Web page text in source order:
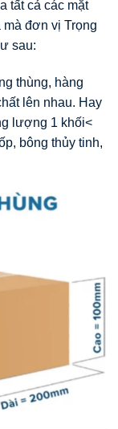
tất cả các mặt
đơn vị Trọng
sau:
thùng, hàng
lên nhau. Hay
lượng 1 khối<
bông thủy tinh,